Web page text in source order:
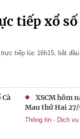
tiếp xổ
tiếp lúc 16h15, bắt
XSCM hôm
Mau thứ Hai
Thông tin - Dịch vụ